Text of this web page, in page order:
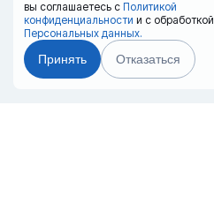
вы соглашаетесь с Политикой
конфиденциальности и с обработкой
Персональных данных.
Принять Отказаться